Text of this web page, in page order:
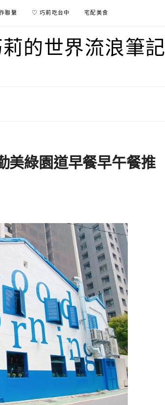
聯繫 ♡ 巧莉吃台中 宅配美食
的世界流浪筆記
美綠園道早餐早午餐推